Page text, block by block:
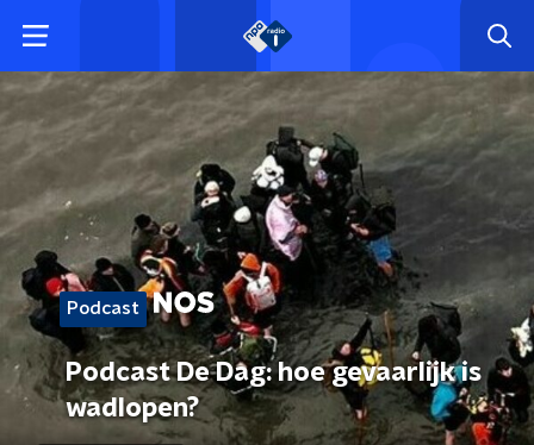
Podcast
Podcast De Dag: hoe gevaarlijk is
wadlopen?